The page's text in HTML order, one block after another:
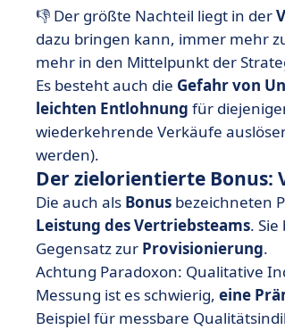
👎 Der größte Nachteil liegt in der
dazu bringen kann, immer mehr
mehr in den Mittelpunkt der
Es besteht auch die Gefahr von
leichten Entlohnung für
wiederkehrende Verkäufe
werden).
Der zielorientierte Bonus:
Die auch als Bonus bezeichneten
Leistung des Vertriebsteams.
Gegensatz zur Provisionierung.
Achtung Paradoxon: Qualitative
Messung ist es schwierig, eine
Beispiel für messbare